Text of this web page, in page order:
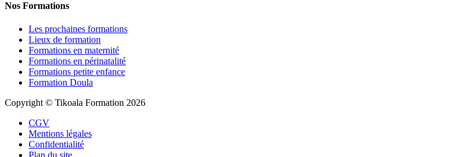
Nos Formations
Les prochaines formations
Lieux de formation
Formations en maternité
Formations en périnatalité
Formations petite enfance
Formation Doula
Copyright © Tikoala Formation 2026
CGV
Mentions légales
Confidentialité